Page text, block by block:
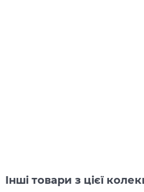
Інші товари з цієї